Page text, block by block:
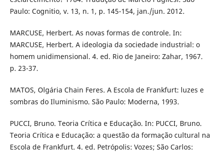
Paulo: Cognitio, v. 13, n. 1, p. 145-154, jan./jun. 2012.
MARCUSE, Herbert. As novas formas de controle. In:
MARCUSE, Herbert. A ideologia da sociedade industrial: o
homem unidimensional. 4. ed. Rio de Janeiro: Zahar, 1967.
p. 23-37.
MATOS, Olgária Chain Feres. A Escola de Frankfurt: luzes e
sombras do Iluminismo. São Paulo: Moderna, 1993.
PUCCI, Bruno. Teoria Crítica e Educação. In: PUCCI, Bruno.
Teoria Crítica e Educação: a questão da formação cultural na
Escola de Frankfurt. 4. ed. Petrópolis: Vozes; São Carlos: